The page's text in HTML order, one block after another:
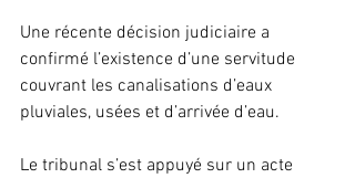
Une récente décision judiciaire a
confirmé l’existence d’une servitude
couvrant les canalisations d’eaux
pluviales, usées et d’arrivée d’eau.
Le tribunal s’est appuyé sur un acte